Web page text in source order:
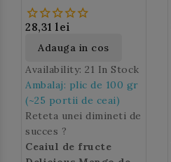
De Ceai (M166)
28,31 lei
Adauga in cos
Availability: 21 In Stock
Ambalaj: plic de 100 gr
(~25 portii de ceai)
Reteta unei dimineti de
succes ?
Ceaiul de fructe